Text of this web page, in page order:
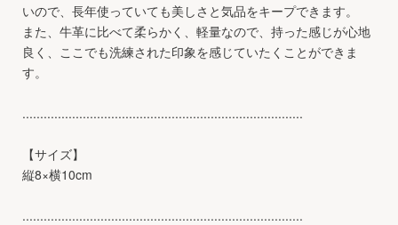
いので、長年使っていても美しさと気品をキープできます。
また、牛革に比べて柔らかく、軽量なので、持った感じが心地
良く、ここでも洗練された印象を感じていたくことができま
す。
...............................................................................
【サイズ】
縦8×横10cm
...............................................................................